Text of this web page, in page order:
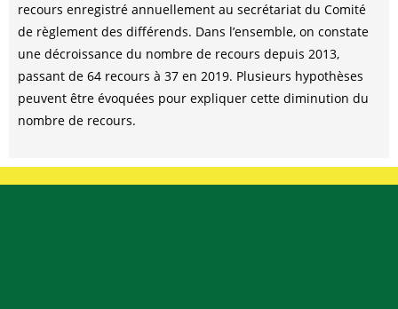
recours enregistré annuellement au secrétariat du Comité
de règlement des différends. Dans l’ensemble, on constate
une décroissance du nombre de recours depuis 2013,
passant de 64 recours à 37 en 2019. Plusieurs hypothèses
peuvent être évoquées pour expliquer cette diminution du
nombre de recours.